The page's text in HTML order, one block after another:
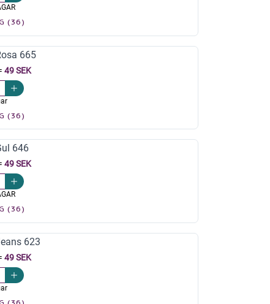
(36)
665
49 SEK
(36)
646
49 SEK
(36)
623
49 SEK